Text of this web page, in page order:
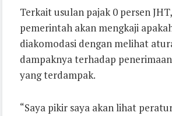
Terkait usulan pajak 0 persen
pemerintah akan mengkaji
diakomodasi dengan melihat
dampaknya terhadap
yang terdampak.
“Saya pikir saya akan lihat